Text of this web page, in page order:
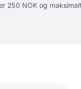
250 NOK og